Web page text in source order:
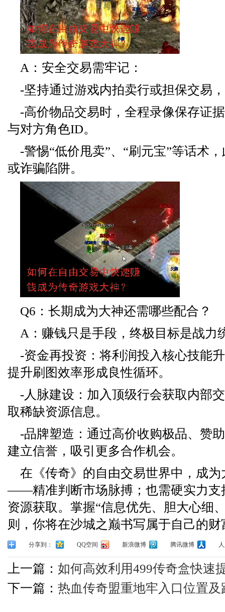
A：安全交易需牢记：
-坚持通过游戏内拍卖行或担保交易
-高价物品交易时，全程录像保存证
与对方角色ID。
-警惕“低价甩卖”、“刷元宝”等话术
或诈骗陷阱。
Q6：长期成为大神还需哪些配合？
A：赚钱只是手段，终极目标是战力
-资金再投资：将利润投入核心技能
提升刷图效率形成良性循环。
-人脉建设：加入顶级行会获取内部
取稀缺资源信息。
-品牌塑造：通过高价收购极品、赞
建立信誉，吸引更多合作机会。
在《传奇》的自由交易世界中，成
——精准判断市场脉搏；也需硬实力
资源获取。掌握“信息优先、胆大心细
则，你将在沙城之巅书写属于自己的财
分享到： QQ空间 新浪微博 腾讯微博
上一篇： 如何高效利用499传奇盒快速
下一篇： 热血传奇盟重地牢入口位置